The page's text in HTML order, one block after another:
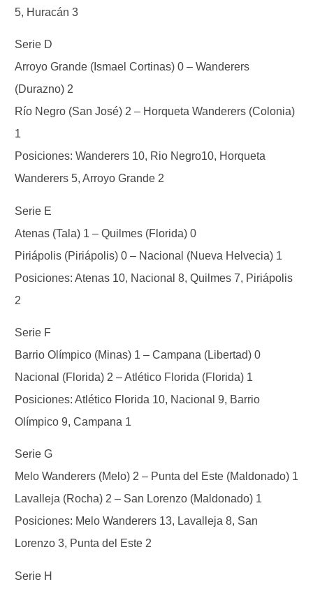
5, Huracán 3
Serie D
Arroyo Grande (Ismael Cortinas) 0 – Wanderers
(Durazno) 2
Río Negro (San José) 2 – Horqueta Wanderers (Colonia)
1
Posiciones: Wanderers 10, Rio Negro10, Horqueta
Wanderers 5, Arroyo Grande 2
Serie E
Atenas (Tala) 1 – Quilmes (Florida) 0
Piriápolis (Piriápolis) 0 – Nacional (Nueva Helvecia) 1
Posiciones: Atenas 10, Nacional 8, Quilmes 7, Piriápolis
2
Serie F
Barrio Olímpico (Minas) 1 – Campana (Libertad) 0
Nacional (Florida) 2 – Atlético Florida (Florida) 1
Posiciones: Atlético Florida 10, Nacional 9, Barrio
Olímpico 9, Campana 1
Serie G
Melo Wanderers (Melo) 2 – Punta del Este (Maldonado) 1
Lavalleja (Rocha) 2 – San Lorenzo (Maldonado) 1
Posiciones: Melo Wanderers 13, Lavalleja 8, San
Lorenzo 3, Punta del Este 2
Serie H